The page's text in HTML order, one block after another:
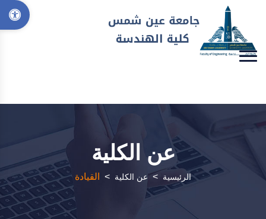
عن الكلية
الرئيسية > عن الكلية > القيادة